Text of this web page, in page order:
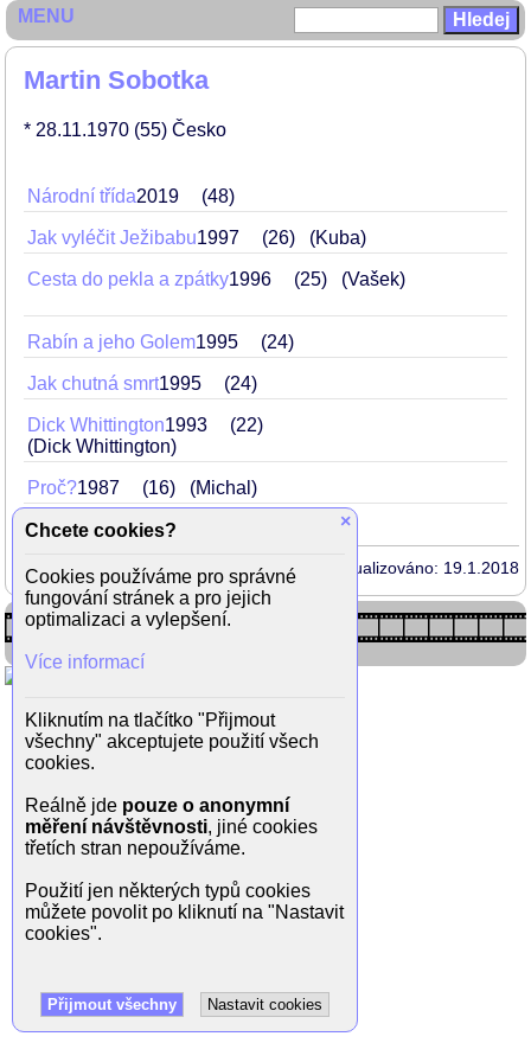
Martin Sobotka
* 28.11.1970 (55) Česko
Národní třída2019 48
Jak vyléčit Ježibabu1997 26 (Kuba)
Cesta do pekla a zpátky1996 25 (Vašek)
Rabín a jeho Golem1995 24
Jak chutná smrt1995 24
Dick Whittington1993
22
(Dick Whittington)
Proč?1987 16 (Michal)
Aktualizováno: 19.1.2018
MENU
×
Chcete cookies?
Cookies používáme pro správné
fungování stránek a pro jejich
optimalizaci a vylepšení.
Více informací
Kliknutím na tlačítko "Přijmout
všechny" akceptujete použití všech
cookies.
Reálně jde pouze o anonymní
měření návštěvnosti, jiné cookies
třetích stran nepoužíváme.
Použití jen některých typů cookies
můžete povolit po kliknutí na "Nastavit
cookies".
Přijmout všechny Nastavit cookies